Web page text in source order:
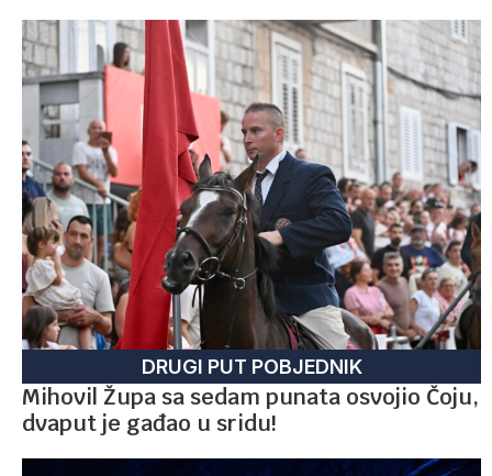
DRUGI PUT POBJEDNIK
Mihovil Župa sa sedam punata osvojio Čoju,
dvaput je gađao u sridu!